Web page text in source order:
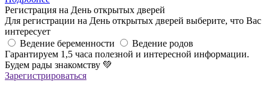
Регистрация на День открытых дверей
Для регистрации на День открытых дверей выберите, что Вас
интересует
Ведение беременности
Ведение родов
Гарантируем 1,5 часа полезной и интересной информации.
Будем рады знакомству 💚
Зарегистрироваться